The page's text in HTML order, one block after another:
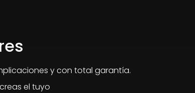
y con total garantía.
el tuyo